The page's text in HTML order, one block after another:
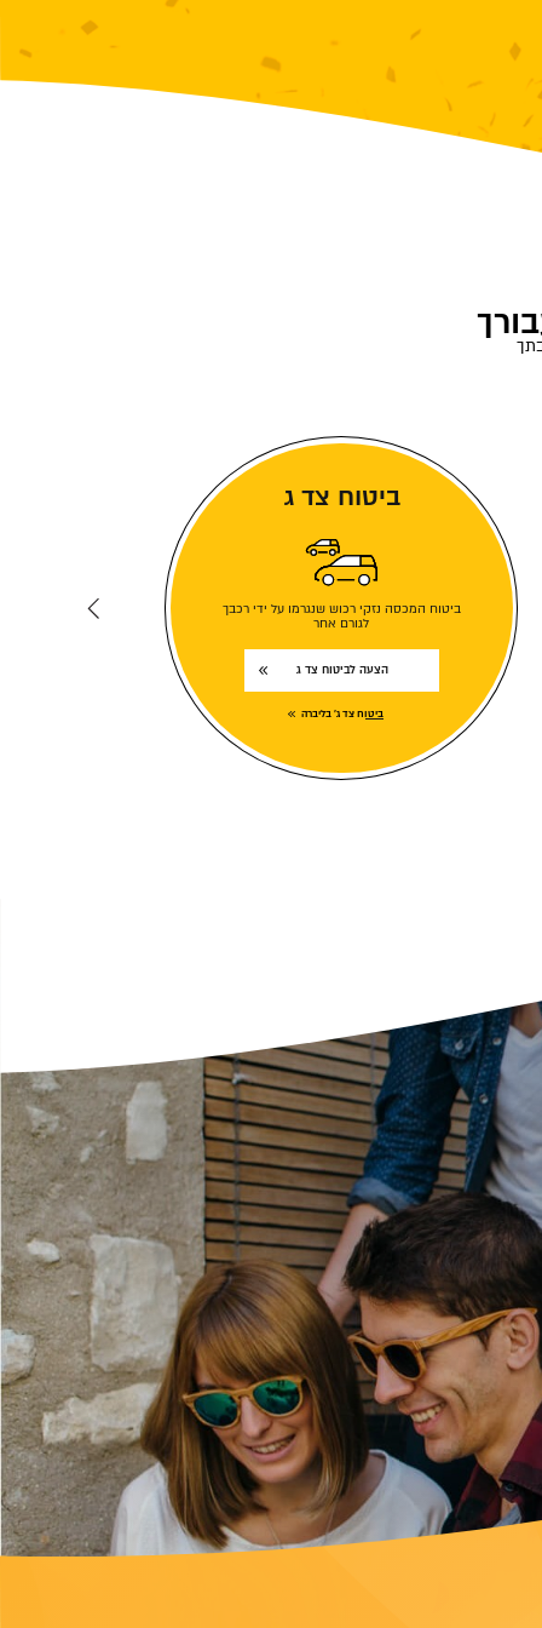
ביטוח צד ג
ביטוח המכסה נזקי רכוש שנגרמו על ידי רכבך
לגורם אחר
הצעה לביטוח צד ג
ביטוח צד ג' בליברה